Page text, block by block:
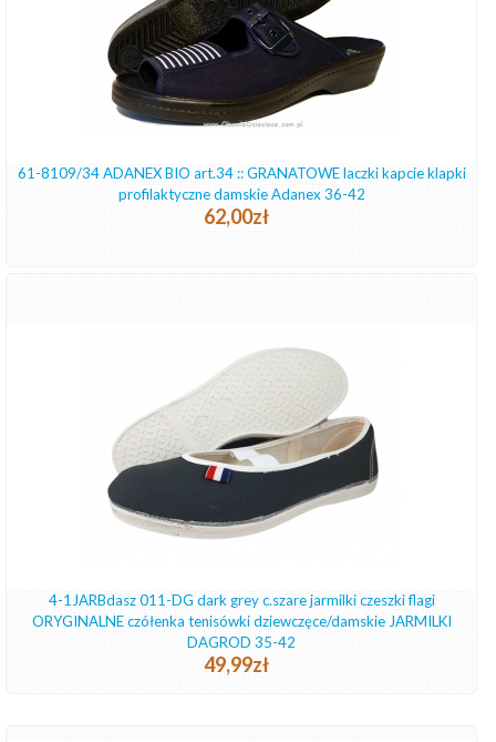
61-8109/34 ADANEX BIO art.34 :: GRANATOWE laczki kapcie klapki
profilaktyczne damskie Adanex 36-42
62,00zł
4-1JARBdasz 011-DG dark grey c.szare jarmilki czeszki flagi
ORYGINALNE czółenka tenisówki dziewczęce/damskie JARMILKI
DAGROD 35-42
49,99zł